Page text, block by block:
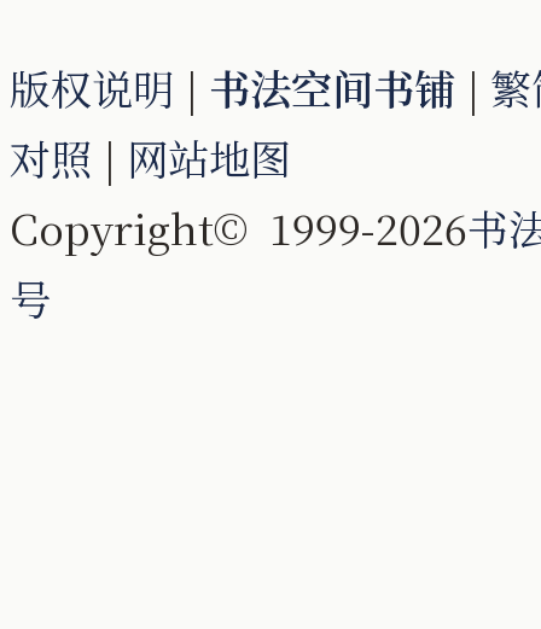
版权说明 | 书法空间书铺 |
对照 | 网站地图
Copyright© 1999-2026书
号